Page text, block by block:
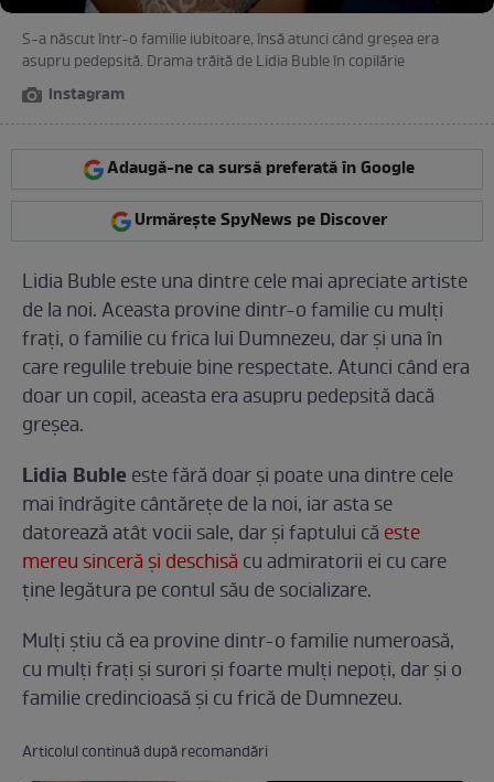
S-a născut într-o familie iubitoare, însă atunci când greșea era
asupru pedepsită. Drama trăită de Lidia Buble în copilărie
instagram
Adaugă-ne ca sursă preferată în Google
Urmărește SpyNews pe Discover
Lidia Buble este una dintre cele mai apreciate artiste
de la noi. Aceasta provine dintr-o familie cu mulți
frați, o familie cu frica lui Dumnezeu, dar și una în
care regulile trebuie bine respectate. Atunci când era
doar un copil, aceasta era asupru pedepsită dacă
greșea.
Lidia Buble este fără doar și poate una dintre cele
mai îndrăgite cântărețe de la noi, iar asta se
datorează atât vocii sale, dar și faptului că este
mereu sinceră și deschisă cu admiratorii ei cu care
ține legătura pe contul său de socializare.
Mulți știu că ea provine dintr-o familie numeroasă,
cu mulți frați și surori și foarte mulți nepoți, dar și o
familie credincioasă și cu frică de Dumnezeu.
Articolul continuă după recomandări